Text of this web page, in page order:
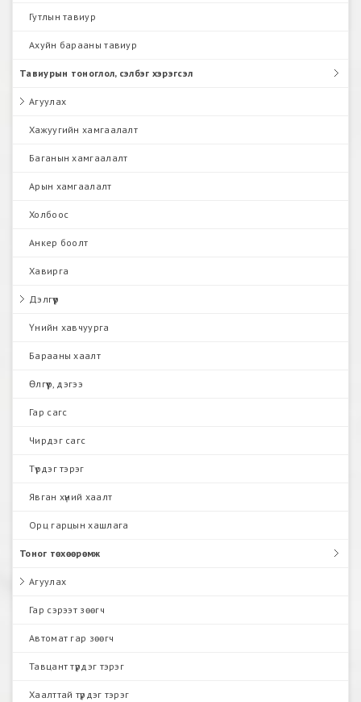
Гутлын тавиур
Ахуйн барааны тавиур
Тавиурын тоноглол, сэлбэг хэрэгсэл
Агуулах
Хажуугийн хамгаалалт
Баганын хамгаалалт
Арын хамгаалалт
Холбоос
Анкер боолт
Хавирга
Дэлгүүр
Үнийн хавчуурга
Барааны хаалт
Өлгүүр, дэгээ
Гар сагс
Чирдэг сагс
Түрдэг тэрэг
Явган хүний хаалт
Орц гарцын хашлага
Тоног төхөөрөмж
Агуулах
Гар сэрээт зөөгч
Автомат гар зөөгч
Тавцант түрдэг тэрэг
Хаалттай түрдэг тэрэг